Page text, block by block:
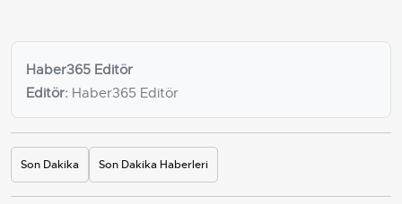
Haber365 Editör
Editör: Haber365 Editör
Son Dakika Son Dakika Haberleri